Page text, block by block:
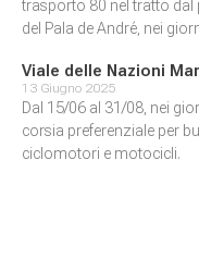
trasporto 80 nel tratto dal
del Pala de André, nei
Viale delle Nazioni
13 Giugno 2025
Dal 15/06 al 31/08, nei
corsia preferenziale per
ciclomotori e motocicli.